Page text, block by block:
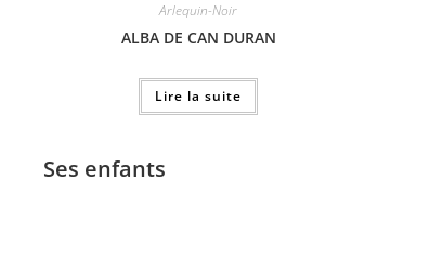
Arlequin-Noir
ALBA DE CAN DURAN
Lire la suite
Ses enfants